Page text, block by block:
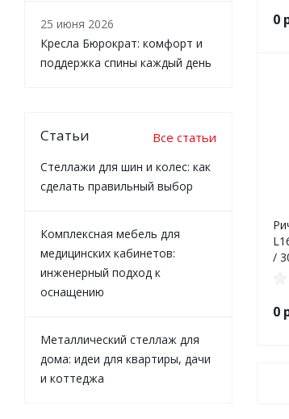
0
/
0
25 июня 2026
Кресла Бюрократ: комфорт и
поддержка спины каждый день
Статьи Все статьи
Стеллажи для шин и колес: как
сделать правильный выбор
Комплексная мебель для
медицинских кабинетов:
инженерный подход к
оснащению
Металлический стеллаж для
дома: идеи для квартиры, дачи
и коттеджа